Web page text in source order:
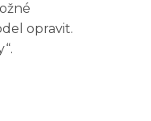
opravit.